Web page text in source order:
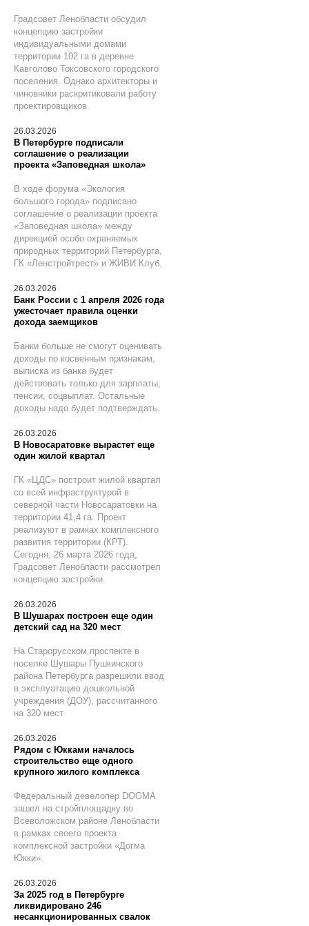
Градсовет Ленобласти обсудил
концепцию застройки
индивидуальными домами
территории 102 га в деревне
Кавголово Токсовского городского
поселения. Однако архитекторы и
чиновники раскритиковали работу
проектировщиков.
26.03.2026
В Петербурге подписали
соглашение о реализации
проекта «Заповедная школа»
В ходе форума «Экология
большого города» подписано
соглашение о реализации проекта
«Заповедная школа» между
дирекцией особо охраняемых
природных территорий Петербурга,
ГК «Ленстройтрест» и ЖИВИ Клуб.
26.03.2026
Банк России с 1 апреля 2026 года
ужесточает правила оценки
дохода заемщиков
Банки больше не смогут оценивать
доходы по косвенным признакам,
выписка из банка будет
действовать только для зарплаты,
пенсии, соцвыплат. Остальные
доходы надо будет подтверждать.
26.03.2026
В Новосаратовке вырастет еще
один жилой квартал
ГК «ЦДС» построит жилой квартал
со всей инфраструктурой в
северной части Новосаратовки на
территории 41,4 га. Проект
реализуют в рамках комплексного
развития территории (КРТ).
Сегодня, 26 марта 2026 года,
Градсовет Ленобласти рассмотрел
концепцию застройки.
26.03.2026
В Шушарах построен еще один
детский сад на 320 мест
На Старорусском проспекте в
поселке Шушары Пушкинского
района Петербурга разрешили ввод
в эксплуатацию дошкольной
учреждения (ДОУ), рассчитанного
на 320 мест.
26.03.2026
Рядом с Юкками началось
строительство еще одного
крупного жилого комплекса
Федеральный девелопер DOGMA
зашел на стройплощадку во
Всеволожском районе Ленобласти
в рамках своего проекта
комплексной застройки «Догма
Юкки».
26.03.2026
За 2025 год в Петербурге
ликвидировано 246
несанкционированных свалок